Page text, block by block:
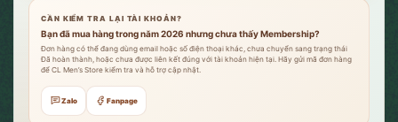
CẦN KIỂM TRA LẠI TÀI KHOẢN?
Bạn đã mua hàng trong năm 2026 nhưng chưa thấy Membership?
Đơn hàng có thể đang dùng email hoặc số điện thoại khác, chưa chuyển sang trạng thái
Đã hoàn thành, hoặc chưa được liên kết đúng với tài khoản hiện tại. Hãy gửi mã đơn hàng
để CL Men’s Store kiểm tra và hỗ trợ cập nhật.
Zalo Fanpage